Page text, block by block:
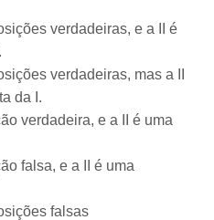
verdadeiras, e a II é
verdadeiras, mas a II
da I.
verdadeira, e a II é uma
falsa, e a II é uma
falsas